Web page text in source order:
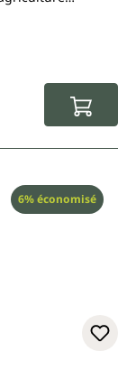
Réduction
6% économisé